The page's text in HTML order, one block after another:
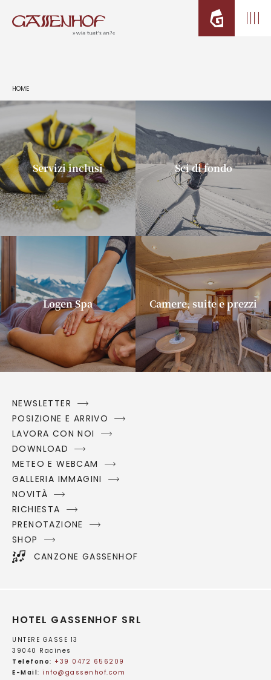
HOME
Servizi inclusi Sci di fondo
Logen Spa Camere, suite e prezzi
NEWSLETTER
POSIZIONE E ARRIVO
LAVORA CON NOI
DOWNLOAD
METEO E WEBCAM
GALLERIA IMMAGINI
NOVITÀ
RICHIESTA
PRENOTAZIONE
SHOP
CANZONE GASSENHOF
HOTEL GASSENHOF SRL
UNTERE GASSE 13
39040 Racines
Telefono: +39 0472 656209
E-Mail: info@ gassenhof.com